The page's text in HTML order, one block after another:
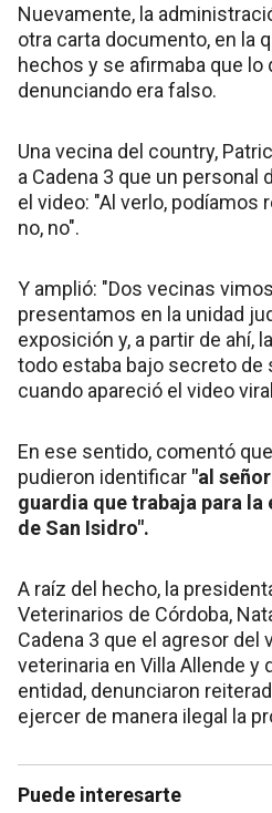
Nuevamente, la
otra carta documento, en la
hechos y se afirmaba que lo
denunciando era falso.
Una vecina del country,
a Cadena 3 que un
el video: "Al verlo, podíamos
no, no".
Y amplió: "Dos vecinas
presentamos en la unidad
exposición y, a partir de ahí,
todo estaba bajo secreto de
cuando apareció el video
En ese sentido, comentó
pudieron identificar "al
guardia que trabaja para la
de San Isidro".
A raíz del hecho, la
Veterinarios de Córdoba,
Cadena 3 que el agresor del
veterinaria en Villa Allende y
entidad, denunciaron
ejercer de manera ilegal la
Puede interesarte